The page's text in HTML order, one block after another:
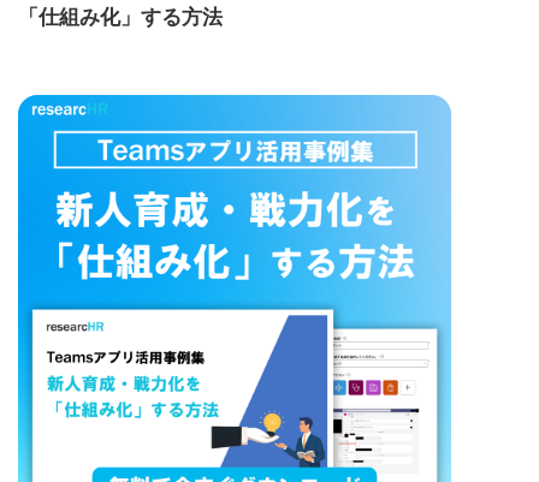
「仕組み化」する方法